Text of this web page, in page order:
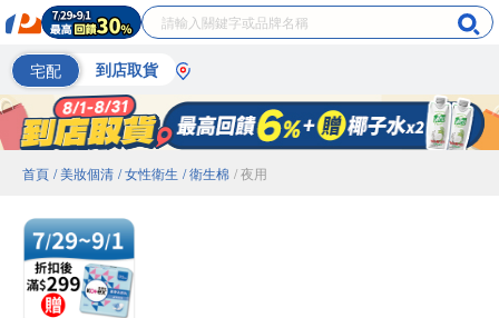
宅配 到店取貨
首頁 / 美妝個清 / 女性衛生 / 衛生棉 / 夜用